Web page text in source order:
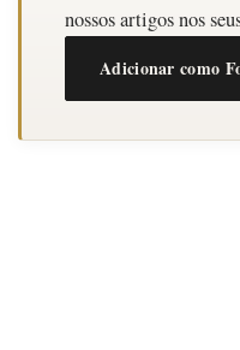
nossos artigos nos
Adicionar como